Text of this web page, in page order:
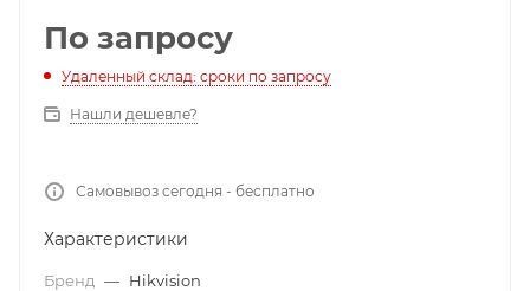
По запросу
Удаленный склад: сроки по запросу
Нашли дешевле?
Самовывоз сегодня - бесплатно
Характеристики
Бренд — Hikvision